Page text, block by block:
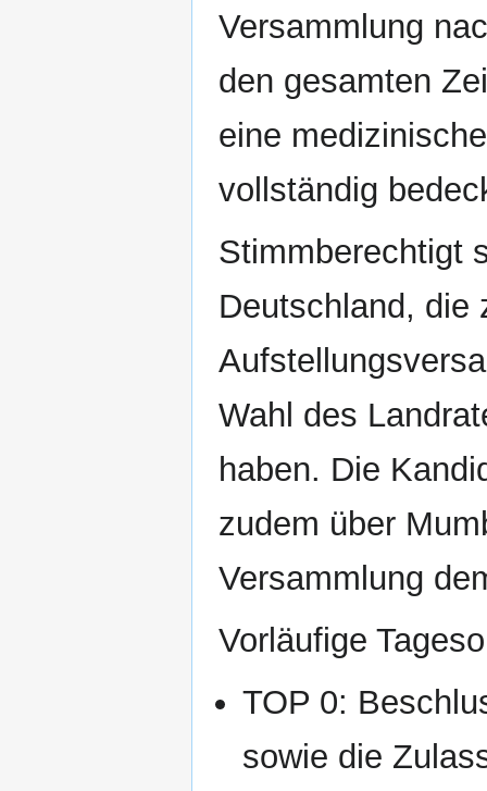
Versammlung
den gesamten
eine
vollständig
Stimmberechtigt
Deutschland, die
Wahl des
haben. Die
zudem über
Versammlung
Vorläufige
TOP 0:
sowie die